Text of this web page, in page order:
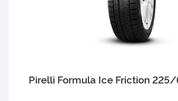
Pirelli Formula Ice Friction 225/